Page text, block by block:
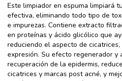
Este limpiador en espuma limpiará
efectiva, eliminando todo tipo de
e impurezas. Contiene extracto
en proteínas y ácido glicólico que
reduciendo el aspecto de
expresión. Su efecto regenerador y
recuperación de la epidermis,
cicatrices y marcas post acné, y